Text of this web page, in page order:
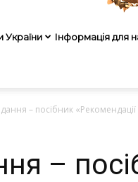
України Інформація для
– посібник
–